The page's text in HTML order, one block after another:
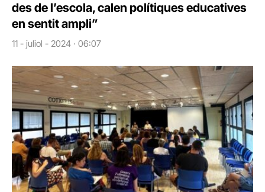
des de l’escola, calen polítiques educatives
en sentit ampli”
11 - juliol - 2024 · 06:07